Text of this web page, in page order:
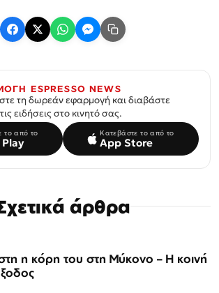
ESPRESSO NEWS
τη δωρεάν εφαρμογή και διαβάστε
ειδήσεις στο κινητό σας.
το από το Κατεβάστε το από το
App Store
άρθρα
η κόρη του στη Μύκονο – Η κοινή